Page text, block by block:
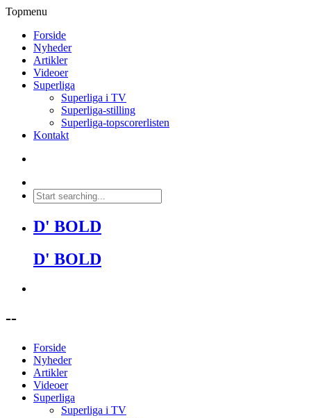
Topmenu
Forside
Nyheder
Artikler
Videoer
Superliga
Superliga i TV
Superliga-stilling
Superliga-topscorerlisten
Kontakt
D' BOLD
D' BOLD
--
Forside
Nyheder
Artikler
Videoer
Superliga
Superliga i TV